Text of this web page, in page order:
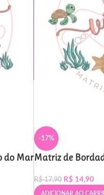
do Mar
-17%
Matriz de
R$17,90 R$ 14,90
ADICIONAR AO